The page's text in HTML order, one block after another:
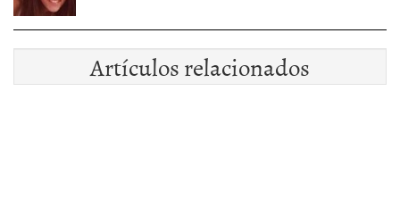
Artículos relacionados